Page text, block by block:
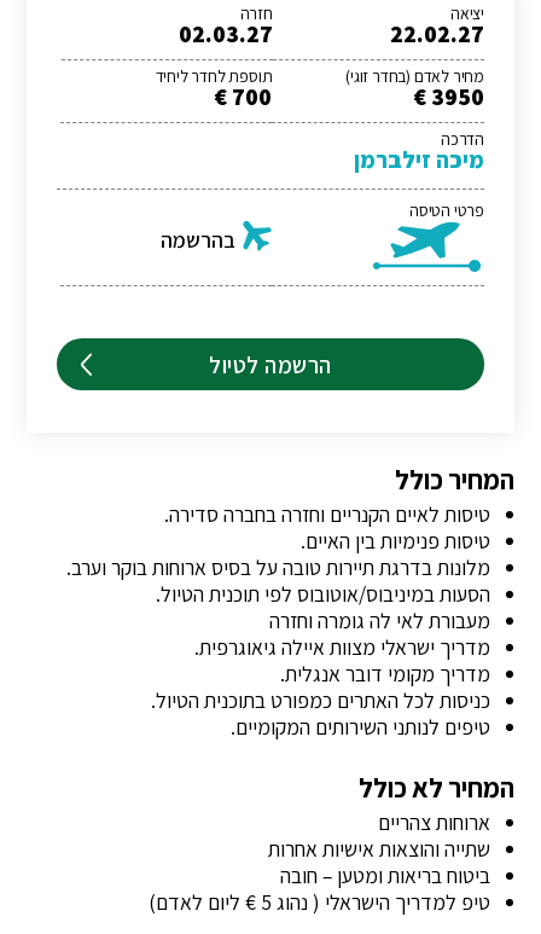
יציאה
22.02.27
חזרה
02.03.27
מחיר לאדם (בחדר זוגי)
3950 €
תוספת לחדר ליחיד
700 €
הדרכה
מיכה זילברמן
פרטי הטיסה
בהרשמה
הרשמה לטיול
המחיר כולל
טיסות לאיים הקנריים וחזרה בחברה סדירה.
טיסות פנימיות בין האיים.
מלונות בדרגת תיירות טובה על בסיס ארוחות בוקר וערב.
הסעות במיניבוס/אוטובוס לפי תוכנית הטיול.
מעבורת לאי לה גומרה וחזרה
מדריך ישראלי מצוות איילה גיאוגרפית.
מדריך מקומי דובר אנגלית.
כניסות לכל האתרים כמפורט בתוכנית הטיול.
טיפים לנותני השירותים המקומיים.
המחיר לא כולל
ארוחות צהריים
שתייה והוצאות אישיות אחרות
ביטוח בריאות ומטען – חובה
טיפ למדריך הישראלי ( נהוג 5 € ליום לאדם)